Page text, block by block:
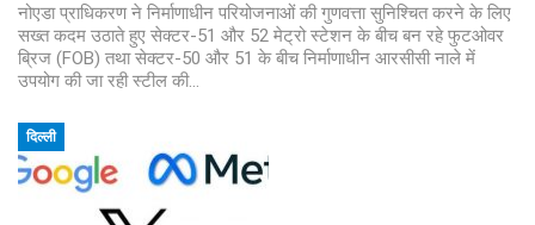
नोएडा प्राधिकरण ने निर्माणाधीन परियोजनाओं की गुणवत्ता सुनिश्चित करने के लिए
सख्त कदम उठाते हुए सेक्टर-51 और 52 मेट्रो स्टेशन के बीच बन रहे फुटओवर
ब्रिज (FOB) तथा सेक्टर-50 और 51 के बीच निर्माणाधीन आरसीसी नाले में
उपयोग की जा रही स्टील की…
दिल्ली